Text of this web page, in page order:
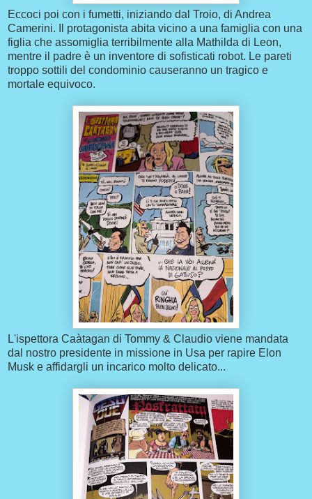
Eccoci poi con i fumetti, iniziando dal Troio, di Andrea
Camerini. Il protagonista abita vicino a una famiglia con una
figlia che assomiglia terribilmente alla Mathilda di Leon,
mentre il padre è un inventore di sofisticati robot. Le pareti
troppo sottili del condominio causeranno un tragico e
mortale equivoco.
L'ispettora Caàtagan di Tommy & Claudio viene mandata
dal nostro presidente in missione in Usa per rapire Elon
Musk e affidargli un incarico molto delicato...